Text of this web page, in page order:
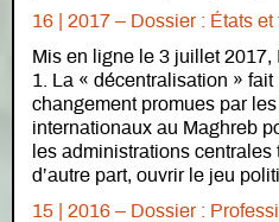
16 | 2017 – Dossier : États
Mis en ligne le 3 juillet
1. La « décentralisation »
changement promues par
internationaux au Maghreb
les administrations
d’autre part, ouvrir le jeu
15 | 2016 – Dossier :